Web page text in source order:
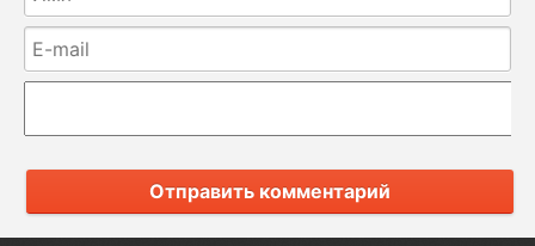
Отправить комментарий